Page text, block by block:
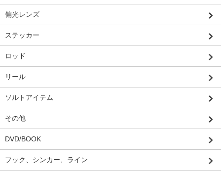
偏光レンズ
ステッカー
ロッド
リール
ソルトアイテム
その他
DVD/BOOK
フック、シンカー、ライン